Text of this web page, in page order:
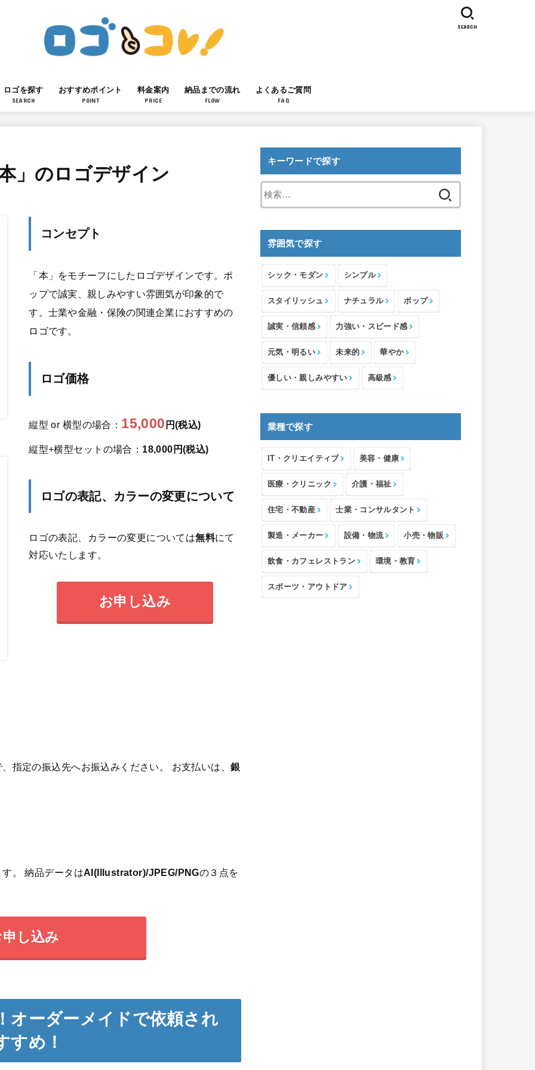
ロゴを探す
SEARCH
おすすめポイント
POINT
料金案内
PRICE
納品までの流れ
FLOW
よくあるご質問
FAQ
SEARCH
」のロゴデザイン
コンセプト
「本」をモチーフにしたロゴデザインです。ポ
ップで誠実、親しみやすい雰囲気が印象的で
す。士業や金融・保険の関連企業におすすめの
ロゴです。
ロゴ価格
縦型 or 横型の場合： 15,000 円(税込)
縦型+横型セットの場合： 18,000円(税込)
ロゴの表記、カラーの変更について
ロゴの表記、カラーの変更については無料にて
対応いたします。
お申し込み
指定の振込先へお振込みください。 お支払いは、銀
。 納品データはAI(Illustrator)/JPEG/PNGの３点を
し込み
オーダーメイドで依頼され
すめ！
キーワードで探す
索:
雰囲気で探す
シック・モダン シンプル
スタイリッシュ ナチュラル ポップ
誠実・信頼感 力強い・スピード感
元気・明るい 未来的 華やか
優しい・親しみやすい 高級感
業種で探す
IT・クリエイティブ 美容・健康
医療・クリニック 介護・福祉
住宅・不動産 士業・コンサルタント
製造・メーカー 設備・物流 小売・物販
飲食・カフェレストラン 環境・教育
スポーツ・アウトドア